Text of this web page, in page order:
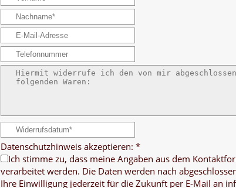
Datenschutzhinweis akzeptieren:*
Ich stimme zu, dass meine Angaben aus dem
verarbeitet werden. Die Daten werden nach
Ihre Einwilligung jederzeit für die Zukunft per E-Mail an